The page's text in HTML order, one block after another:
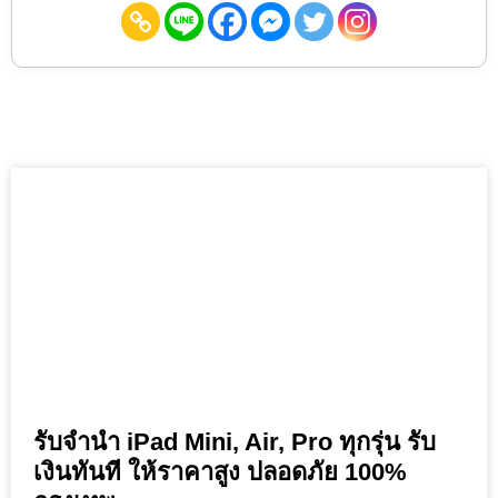
รับจำนำ iPad Mini, Air, Pro ทุกรุ่น รับ
เงินทันที ให้ราคาสูง ปลอดภัย 100%